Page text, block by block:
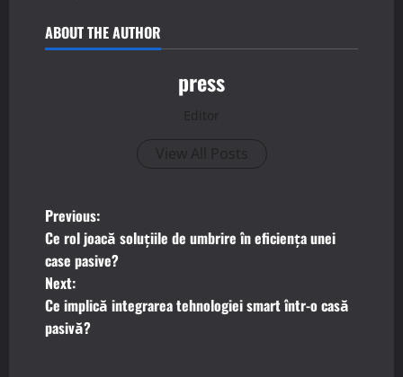
ABOUT THE AUTHOR
press
Editor
View All Posts
P
o
s
t
Previous:
Ce rol joacă soluțiile de umbrire în eficiența unei
case pasive?
Next:
Ce implică integrarea tehnologiei smart într-o casă
pasivă?